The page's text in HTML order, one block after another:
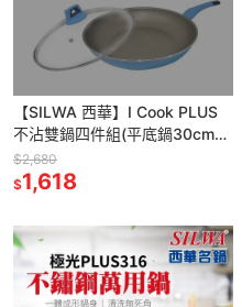
【SILWA 西華】I Cook PLUS
不沾雙鍋四件組(平底鍋30cm＋
炒鍋32cm)
$2,680
$1,618